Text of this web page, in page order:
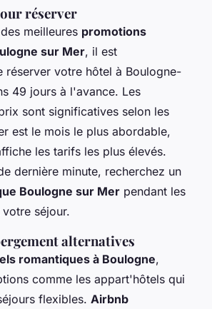
réserver
meilleures promotions
sur Mer, il est
réserver votre hôtel à Boulogne-
49 jours à l'avance. Les
sont significatives selon les
est le mois le plus abordable,
les tarifs les plus élevés.
dernière minute, recherchez un
Boulogne sur Mer pendant les
séjour.
alternatives
romantiques à Boulogne,
comme les appart'hôtels qui
flexibles. Airbnb